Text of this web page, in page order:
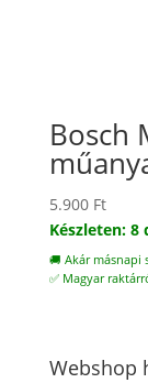
Bosch
5.900 Ft
Készleten: 8
🚚 Akár másnapi
✅ Magyar
Webshop